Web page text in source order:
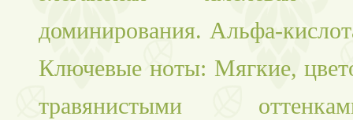
доминирования. Альфа-
Ключевые ноты: Мягкие,
травянистыми